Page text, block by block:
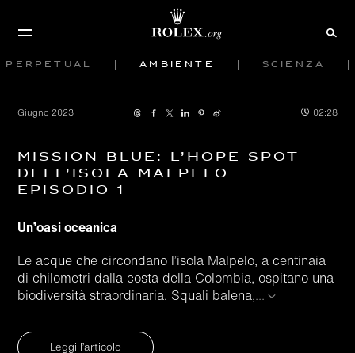
Perpetual Ambiente Scienza
Giugno 2023 02:28
Mission Blue: l’Hope Spot
dell’isola Malpelo -
Episodio 1
Un’oasi oceanica
Le acque che circondano l’isola Malpelo, a centinaia
di chilometri dalla costa della Colombia, ospitano una
biodiversità straordinaria. Squali balena,...
Leggi l’articolo